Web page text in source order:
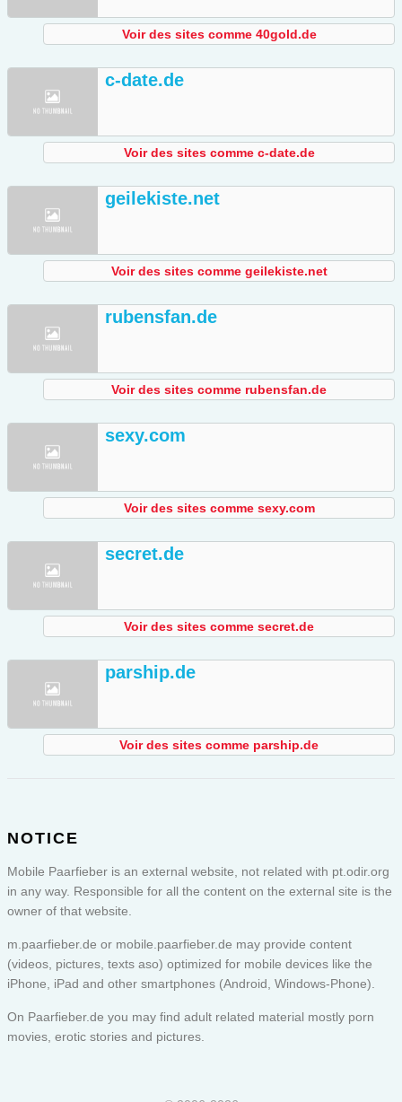
Voir des sites comme 40gold.de
c-date.de
Voir des sites comme c-date.de
geilekiste.net
Voir des sites comme geilekiste.net
rubensfan.de
Voir des sites comme rubensfan.de
sexy.com
Voir des sites comme sexy.com
secret.de
Voir des sites comme secret.de
parship.de
Voir des sites comme parship.de
NOTICE
Mobile Paarfieber is an external website, not related with pt.odir.org
in any way. Responsible for all the content on the external site is the
owner of that website.
m.paarfieber.de or mobile.paarfieber.de may provide content
(videos, pictures, texts aso) optimized for mobile devices like the
iPhone, iPad and other smartphones (Android, Windows-Phone).
On Paarfieber.de you may find adult related material mostly porn
movies, erotic stories and pictures.